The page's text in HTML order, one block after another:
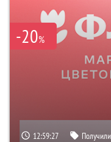
-20%
12:59:26